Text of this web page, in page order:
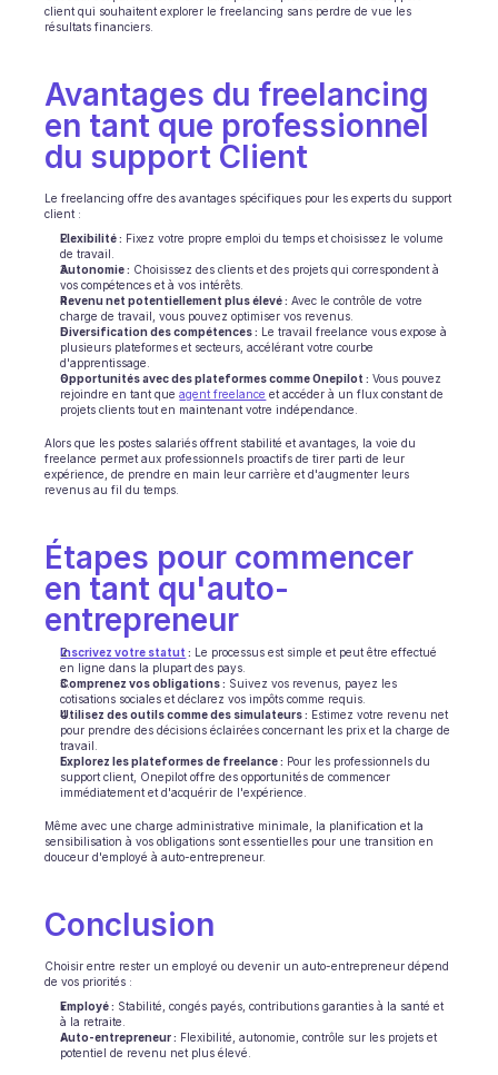
client qui souhaitent explorer le freelancing sans perdre de vue les
résultats financiers.
Avantages du freelancing
en tant que professionnel
du support Client
Le freelancing offre des avantages spécifiques pour les experts du support
client :
Flexibilité : Fixez votre propre emploi du temps et choisissez le volume
de travail.
Autonomie : Choisissez des clients et des projets qui correspondent à
vos compétences et à vos intérêts.
Revenu net potentiellement plus élevé : Avec le contrôle de votre
charge de travail, vous pouvez optimiser vos revenus.
Diversification des compétences : Le travail freelance vous expose à
plusieurs plateformes et secteurs, accélérant votre courbe
d'apprentissage.
Opportunités avec des plateformes comme Onepilot : Vous pouvez
rejoindre en tant que agent freelance et accéder à un flux constant de
projets clients tout en maintenant votre indépendance.
Alors que les postes salariés offrent stabilité et avantages, la voie du
freelance permet aux professionnels proactifs de tirer parti de leur
expérience, de prendre en main leur carrière et d'augmenter leurs
revenus au fil du temps.
Étapes pour commencer
en tant qu'auto-
entrepreneur
Inscrivez votre statut : Le processus est simple et peut être effectué
en ligne dans la plupart des pays.
Comprenez vos obligations : Suivez vos revenus, payez les
cotisations sociales et déclarez vos impôts comme requis.
Utilisez des outils comme des simulateurs : Estimez votre revenu net
pour prendre des décisions éclairées concernant les prix et la charge de
travail.
Explorez les plateformes de freelance : Pour les professionnels du
support client, Onepilot offre des opportunités de commencer
immédiatement et d'acquérir de l'expérience.
Même avec une charge administrative minimale, la planification et la
sensibilisation à vos obligations sont essentielles pour une transition en
douceur d'employé à auto-entrepreneur.
Conclusion
Choisir entre rester un employé ou devenir un auto-entrepreneur dépend
de vos priorités :
Employé : Stabilité, congés payés, contributions garanties à la santé et
à la retraite.
Auto-entrepreneur : Flexibilité, autonomie, contrôle sur les projets et
potentiel de revenu net plus élevé.